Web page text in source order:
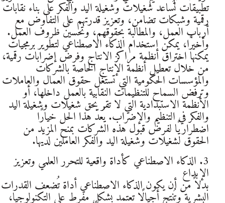
تطبيقات تُساعد شغيلات وشغيلة اليد والفكر على بناء نقابات
رقمية وشبكات تضامن، وتعزيز قدرتهم على التفاوض مع
أرباب العمل، والمطالبة بحقوقهم، وتحسين ظروف العمل.
وأخيرًا، يمكن استخدام الذكاء الاصطناعي لتطوير برمجيات
يمكنها اختراق أنظمة مراكز الانتاج وفرض إضرابات رقمية،
من خلال تعطيل أنظمة الإنتاج الخاصة بالشركات
والمؤسسات الحكومية التي تستغل حقوق العمال والعاملات
وترفض السماح للتنظيمات النقابية بالعمل داخلها، أو
الأنظمة الاستبدادية التي لا تقر بحق شغيلات وشغيلة اليد
والفكر في التنظيم والإضراب. يُعدّ هذا الحل خيارًا
اضطراريًا لفرض قبول هذه الشركات بمنح المزيد من
الحقوق لشغيلات وشغيلة اليد والفكر العاملين لديها.
3. الذكاء الاصطناعي كأداة واقعية للتحرر العلمي وتعزيز
الإبداع
بدلاً من أن يكون الذكاء الاصطناعي أداة تُضعف القدرات
البشرية وتُنتج أجيالًا تعتمد بشكل مفرط على التكنولوجيا،